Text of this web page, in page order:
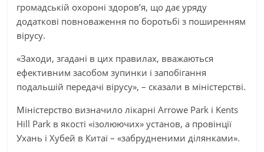
громадській охороні здоров’я, що дає уряду
додаткові повноваження по боротьбі з поширенням
вірусу.
«Заходи, згадані в цих правилах, вважаються
ефективним засобом зупинки і запобігання
подальшій передачі вірусу», – сказали в міністерстві.
Міністерство визначило лікарні Arrowe Park і Kents
Hill Park в якості «ізолюючих» установ, а провінції
Ухань і Хубей в Китаї – «забрудненими ділянками».